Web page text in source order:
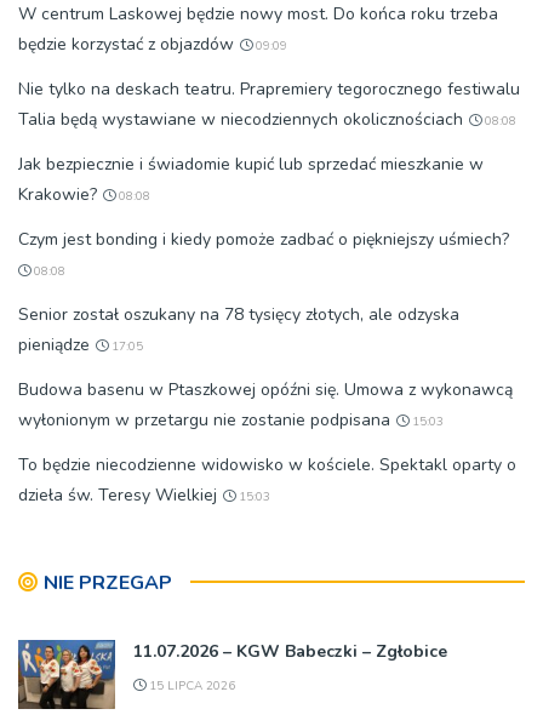
W centrum Laskowej będzie nowy most. Do końca roku trzeba
będzie korzystać z objazdów
09:09
Nie tylko na deskach teatru. Prapremiery tegorocznego festiwalu
Talia będą wystawiane w niecodziennych okolicznościach
08:08
Jak bezpiecznie i świadomie kupić lub sprzedać mieszkanie w
Krakowie?
08:08
Czym jest bonding i kiedy pomoże zadbać o piękniejszy uśmiech?
08:08
Senior został oszukany na 78 tysięcy złotych, ale odzyska
pieniądze
17:05
Budowa basenu w Ptaszkowej opóźni się. Umowa z wykonawcą
wyłonionym w przetargu nie zostanie podpisana
15:03
To będzie niecodzienne widowisko w kościele. Spektakl oparty o
dzieła św. Teresy Wielkiej
15:03
NIE PRZEGAP
11.07.2026 – KGW Babeczki – Zgłobice
15 LIPCA 2026